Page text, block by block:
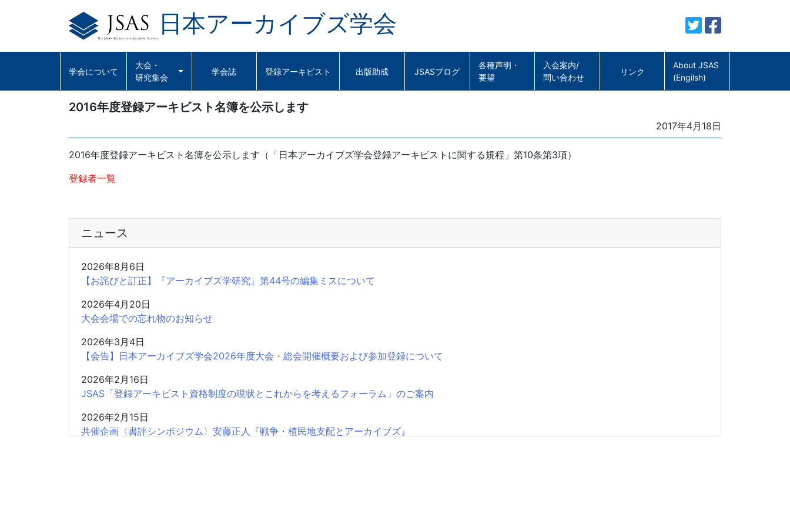
日本アーカイブズ学会
学会について
大会・
研究集会
学会誌 登録アーキビスト 出版助成 JSASブログ
各種声明・
要望
入会案内/
問い合わせ
リンク
About JSAS
(Engilsh)
2016年度登録アーキビスト名簿を公示します
Posted
on
2017年4月18日
2016年度登録アーキビスト名簿を公示します（「日本アーカイブズ学会登録アーキビストに関する規程」第10条第3項）
登録者一覧
ニュース
2026年8月6日
【お詫びと訂正】『アーカイブズ学研究』第44号の編集ミスについて
2026年4月20日
大会会場での忘れ物のお知らせ
2026年3月4日
【会告】日本アーカイブズ学会2026年度大会・総会開催概要および参加登録について
2026年2月16日
JSAS「登録アーキビスト資格制度の現状とこれからを考えるフォーラム」のご案内
2026年2月15日
共催企画〈書評シンポジウム〉安藤正人『戦争・植民地支配とアーカイブズ』